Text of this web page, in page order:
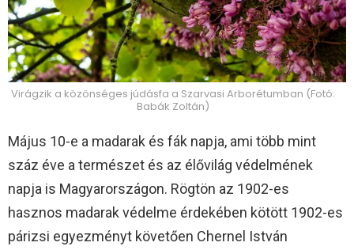
Virágzik a közönséges júdásfa a Szarvasi Arborétumban (Fotó:
Babák Zoltán)
Május 10-e a madarak és fák napja, ami több mint
száz éve a természet és az élővilág védelmének
napja is Magyarországon. Rögtön az 1902-es
hasznos madarak védelme érdekében kötött 1902-es
párizsi egyezményt követően Chernel István